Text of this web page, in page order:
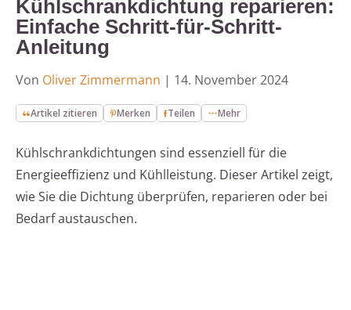
Kühlschrankdichtung reparieren:
Einfache Schritt-für-Schritt-
Anleitung
Von Oliver Zimmermann | 14. November 2024
Artikel zitieren Merken Teilen Mehr
Kühlschrankdichtungen sind essenziell für die
Energieeffizienz und Kühlleistung. Dieser Artikel zeigt,
wie Sie die Dichtung überprüfen, reparieren oder bei
Bedarf austauschen.